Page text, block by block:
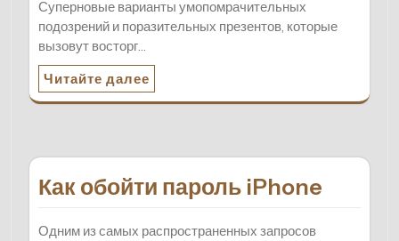
Суперновые варианты умопомрачительных
подозрений и поразительных презентов, которые
вызовут восторг…
Читайте далее
Как обойти пароль iPhone
Одним из самых распространенных запросов